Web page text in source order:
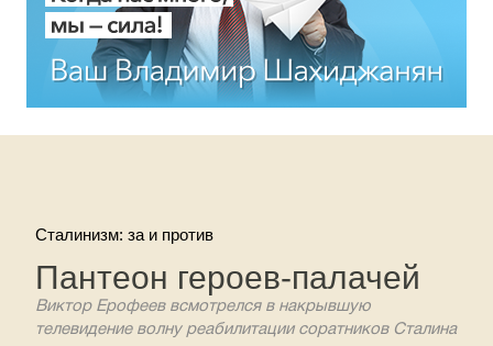
Сталинизм: за и против
Пантеон героев-палачей
Виктор Ерофеев всмотрелся в накрывшую
телевидение волну реабилитации соратников Сталина